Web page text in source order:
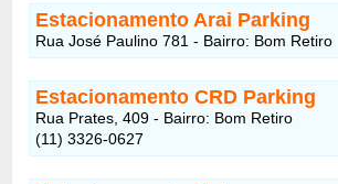
Estacionamento Arai Parking
Rua José Paulino 781 - Bairro: Bom Retiro
Estacionamento CRD Parking
Rua Prates, 409 - Bairro: Bom Retiro
(11) 3326-0627